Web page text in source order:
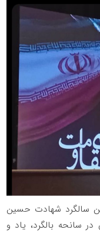
سالگرد شهادت حسین
در سانحه بالگرد، یاد و